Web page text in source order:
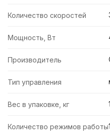
Количество скоростей
Мощность, Вт
Производитель
Тип управления
Вес в упаковке, кг
Количество режимов работы1